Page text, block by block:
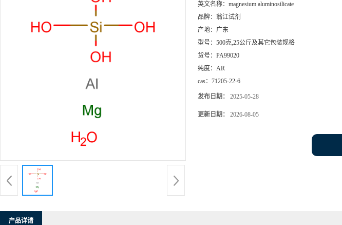
英文名称： magnesium aluminosilicate
品牌： 翁江试剂
产地： 广东
型号： 500克,25公斤及其它包装规格
货号： PA99020
纯度： AR
cas： 71205-22-6
发布日期： 2025-05-28
更新日期： 2026-08-05
产品详请